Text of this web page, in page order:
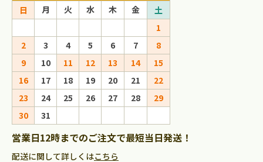
日 月 火 水 木 金
土
1
2
3 4 5 6 7
8
9
10 11 12 13 14
15
16
17 18 19 20 21
22
23
24 25 26 27 28
29
30
31
営業日12時までのご注文で最短当日発送！
配送に関して詳しくはこちら